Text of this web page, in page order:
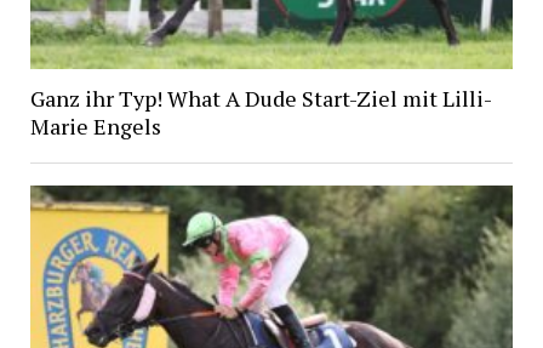
Ganz ihr Typ! What A Dude Start-Ziel mit Lilli-
Marie Engels